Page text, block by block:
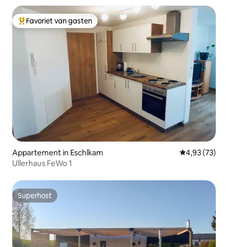
Topfavoriet van gasten
Favoriet van gasten
Appartement in Eschlkam Gemiddelde
4,93 (73)
Ullerhaus FeWo 1
Superhost
Superhost